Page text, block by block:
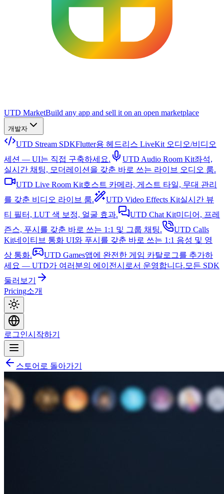
UTD MarketBuild any app and sell it on an open marketplace
개발자
UTD Stream SDKFlutter용 헤드리스 LiveKit 오디오/비디오
세션 — UI는 직접 구축하세요.
UTD Audio Room Kit좌석,
실시간 채팅, 모더레이션을 갖춘 바로 쓰는 라이브 오디오 룸.
UTD Live Room Kit호스트 카메라, 게스트 타일, 무대 관리
를 갖춘 비디오 라이브 룸.
UTD Video Effects Kit실시간 뷰
티 필터, LUT 색 보정, 얼굴 효과.
UTD Chat Kit미디어, 프레
즌스, 푸시를 갖춘 바로 쓰는 1:1 및 그룹 채팅.
UTD Calls
Kit네이티브 통화 UI와 푸시를 갖춘 바로 쓰는 1:1 음성 및 영
상 통화.
UTD Games앱에 완전한 게임 카탈로그를 추가하
세요 — UTD가 여러분의 에이전시로서 운영합니다. 모든 SDK
둘러보기
Pricing소개
로그인시작하기
스토어로 돌아가기